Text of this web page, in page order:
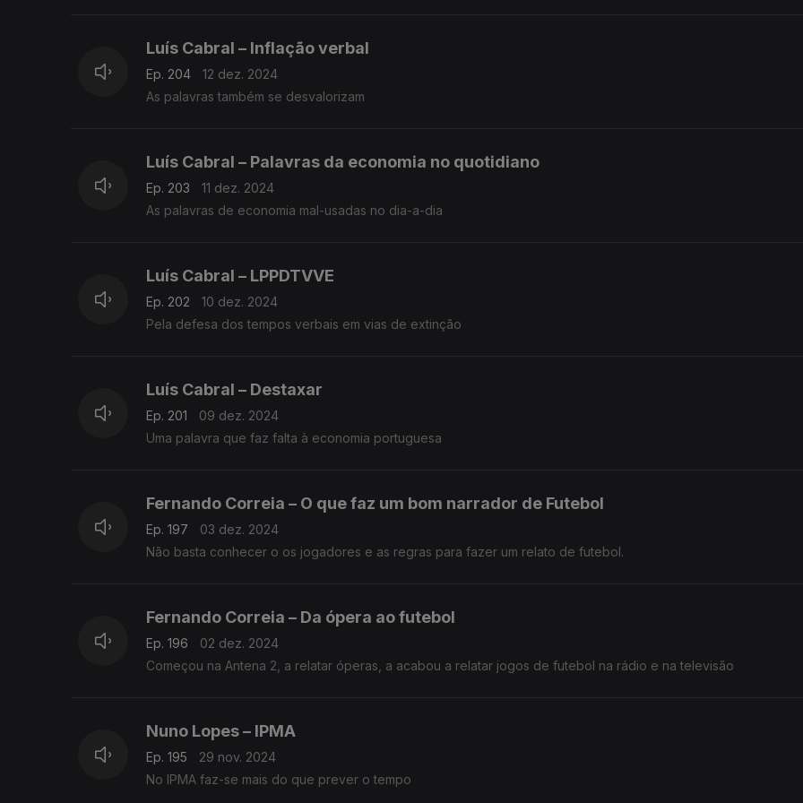
Luís Cabral – Inflação verbal
Ep. 204
12 dez. 2024
As palavras também se desvalorizam
Luís Cabral – Palavras da economia no quotidiano
Ep. 203
11 dez. 2024
As palavras de economia mal-usadas no dia-a-dia
Luís Cabral – LPPDTVVE
Ep. 202
10 dez. 2024
Pela defesa dos tempos verbais em vias de extinção
Luís Cabral – Destaxar
Ep. 201
09 dez. 2024
Uma palavra que faz falta à economia portuguesa
Fernando Correia – O que faz um bom narrador de Futebol
Ep. 197
03 dez. 2024
Não basta conhecer o os jogadores e as regras para fazer um relato de futebol.
Fernando Correia – Da ópera ao futebol
Ep. 196
02 dez. 2024
Começou na Antena 2, a relatar óperas, a acabou a relatar jogos de futebol na rádio e na televisão
Nuno Lopes – IPMA
Ep. 195
29 nov. 2024
No IPMA faz-se mais do que prever o tempo